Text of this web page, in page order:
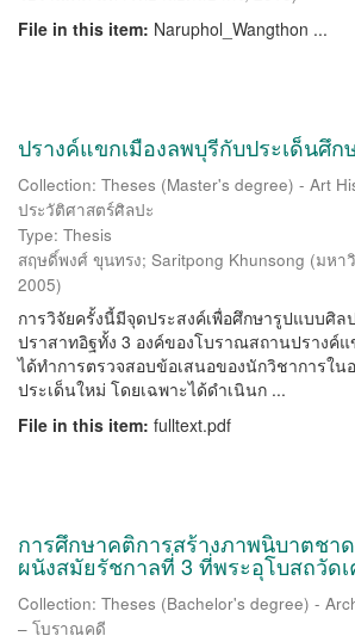
File in this item: Naruphol_Wangthon ...
ปรางค์แขกเมืองลพบุรีกับประเด็นศึก
Collection: Theses (Master's degree) - Art
ประวัติศาสตร์ศิลปะ
Type: Thesis
สฤษดิ์พงศ์ ขุนทรง; Saritpong Khunsong (มหา
2005)
การวิจัยครั้งนี้มีจุดประสงค์เพื่อศึกษารูปแบบศิ
ปราสาทอิฐทั้ง 3 องค์ของโบราณสถานปรางค์
ได้ทำการตรวจสอบข้อเสนอของนักวิชาการใน
ประเด็นใหม่ โดยเฉพาะได้ดำเนินก ...
File in this item: fulltext.pdf
การศึกษาคติการสร้างภาพนิบาตชา
ผนังสมัยรัชกาลที่ 3 ที่พระอุโบสถวัด
Collection: Theses (Bachelor's degree) -
– โบราณคดี